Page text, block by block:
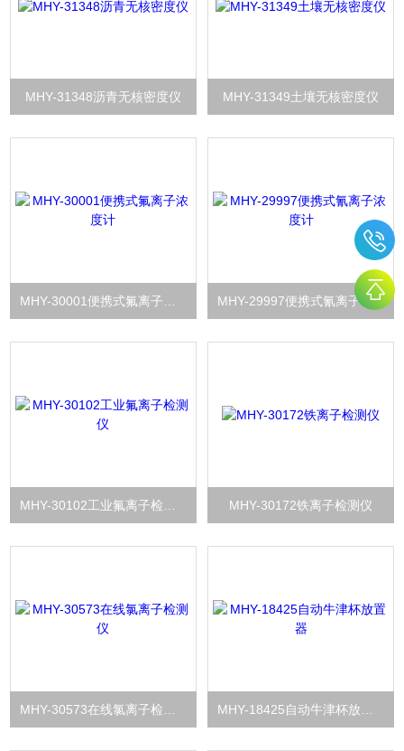
MHY-31348沥青无核密度仪 MHY-31349土壤无核密度仪
MHY-29997便携式氰离子浓度计
MHY-30172铁离子检测仪